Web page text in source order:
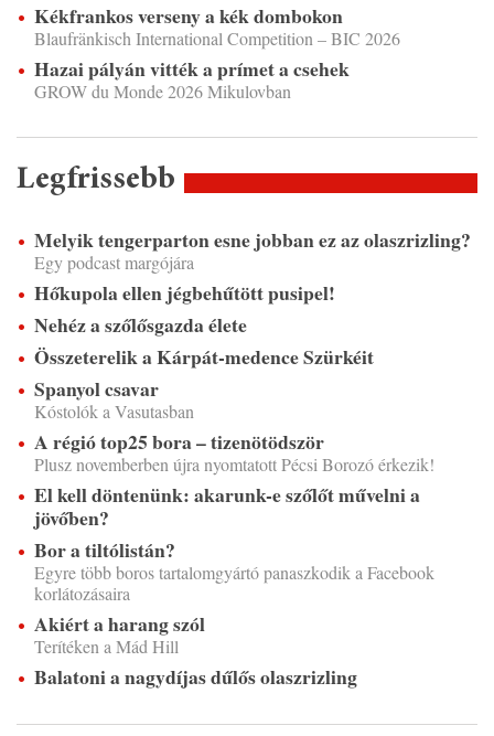
Kékfrankos verseny a kék dombokon
Blaufränkisch International Competition – BIC 2026
Hazai pályán vitték a prímet a csehek
GROW du Monde 2026 Mikulovban
Legfrissebb
Melyik tengerparton esne jobban ez az olaszrizling?
Egy podcast margójára
Hőkupola ellen jégbehűtött pusipel!
Nehéz a szőlősgazda élete
Összeterelik a Kárpát-medence Szürkéit
Spanyol csavar
Kóstolók a Vasutasban
A régió top25 bora – tizenötödször
Plusz novemberben újra nyomtatott Pécsi Borozó érkezik!
El kell döntenünk: akarunk-e szőlőt művelni a
jövőben?
Bor a tiltólistán?
Egyre több boros tartalomgyártó panaszkodik a Facebook
korlátozásaira
Akiért a harang szól
Terítéken a Mád Hill
Balatoni a nagydíjas dűlős olaszrizling